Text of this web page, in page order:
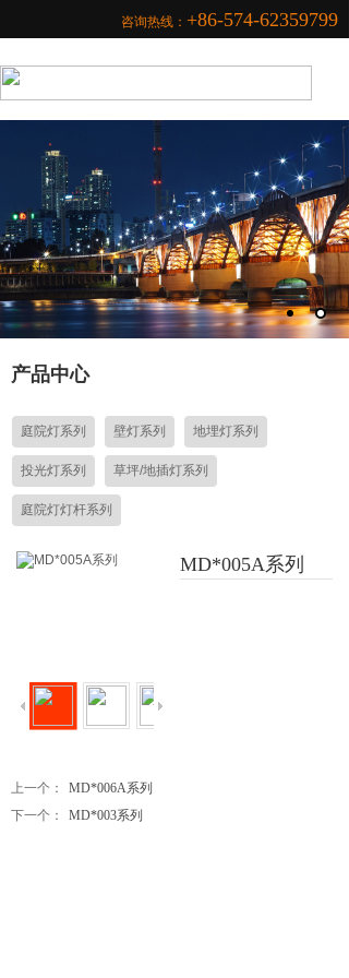
咨询热线： +86-574-62359799
产品中心
庭院灯系列 壁灯系列 地埋灯系列
投光灯系列 草坪/地插灯系列
庭院灯灯杆系列
MD*005A系列
上一个：
MD*006A系列
下一个：
MD*003系列